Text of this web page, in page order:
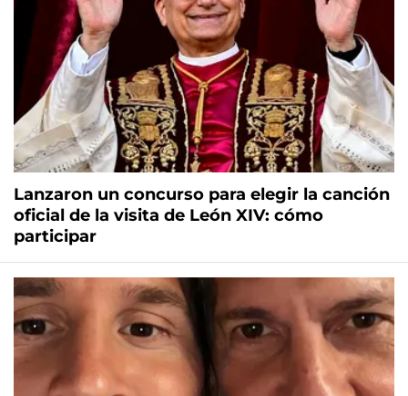
Lanzaron un concurso para elegir la canción
oficial de la visita de León XIV: cómo
participar